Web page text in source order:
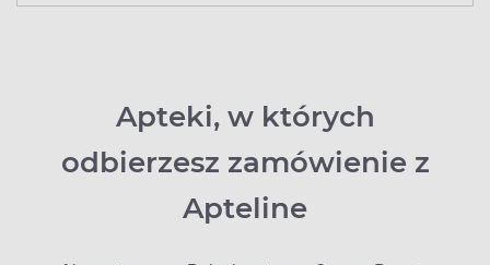
Apteki, w których
odbierzesz zamówienie z
Apteline